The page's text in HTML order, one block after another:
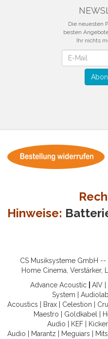
Die neuesten
besten
Ihr nichts
Hinweise:
CS Musiksysteme GmbH --
Home Cinema, Verstärker,
Advance Acoustic
AIV|
System
Audiolab
Acoustics
Brax Celestion
Maestro
Goldkabel
Audio
KEF| Kicker
Audio
Marantz Meguiars